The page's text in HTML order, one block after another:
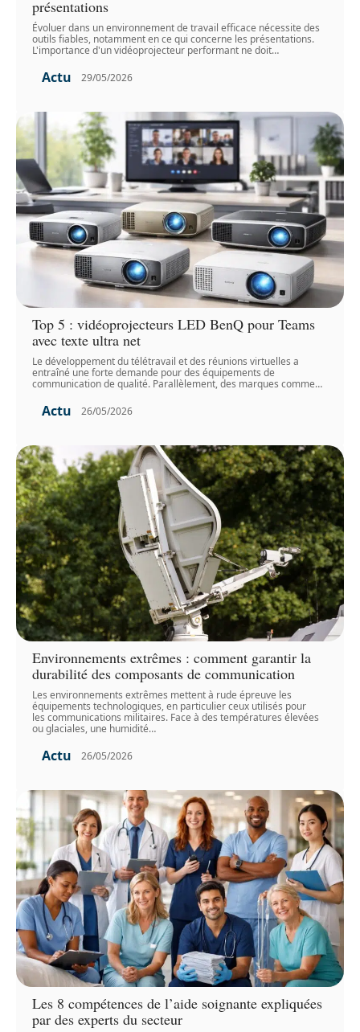
présentations
Évoluer dans un environnement de travail efficace nécessite des
outils fiables, notamment en ce qui concerne les présentations.
L'importance d'un vidéoprojecteur performant ne doit…
Actu 29/05/2026
Top 5 : vidéoprojecteurs LED BenQ pour Teams
avec texte ultra net
Le développement du télétravail et des réunions virtuelles a
entraîné une forte demande pour des équipements de
communication de qualité. Parallèlement, des marques comme…
Actu 26/05/2026
Environnements extrêmes : comment garantir la
durabilité des composants de communication
Les environnements extrêmes mettent à rude épreuve les
équipements technologiques, en particulier ceux utilisés pour
les communications militaires. Face à des températures élevées
ou glaciales, une humidité…
Actu 26/05/2026
Les 8 compétences de l’aide soignante expliquées
par des experts du secteur